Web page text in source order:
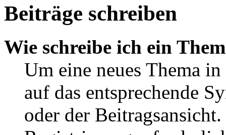
Beiträge schreiben
Wie schreibe ich ein
Um eine neues Thema
auf das entsprechende
oder der